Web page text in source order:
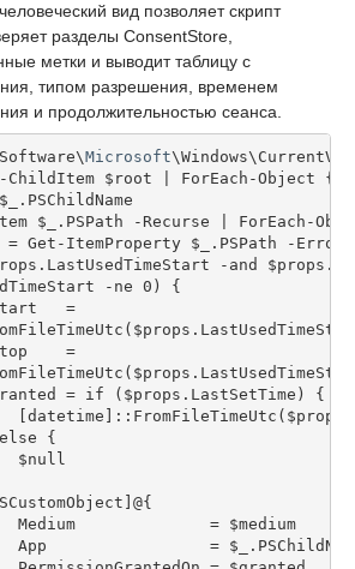
вид позволяет скрипт
разделы ConsentStore,
метки и выводит таблицу с
типом разрешения, временем
и продолжительностью сеанса.
Microsoft
$root | ForEach-Object {
-Recurse | ForEach-
ItemProperty $_.PSPath -
-and
-ne 0) {
=
=
if ($props.LastSetTime) {
{
= $medium
=